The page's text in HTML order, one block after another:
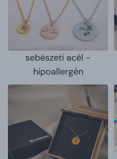
sebészeti acél -
hipoallergén